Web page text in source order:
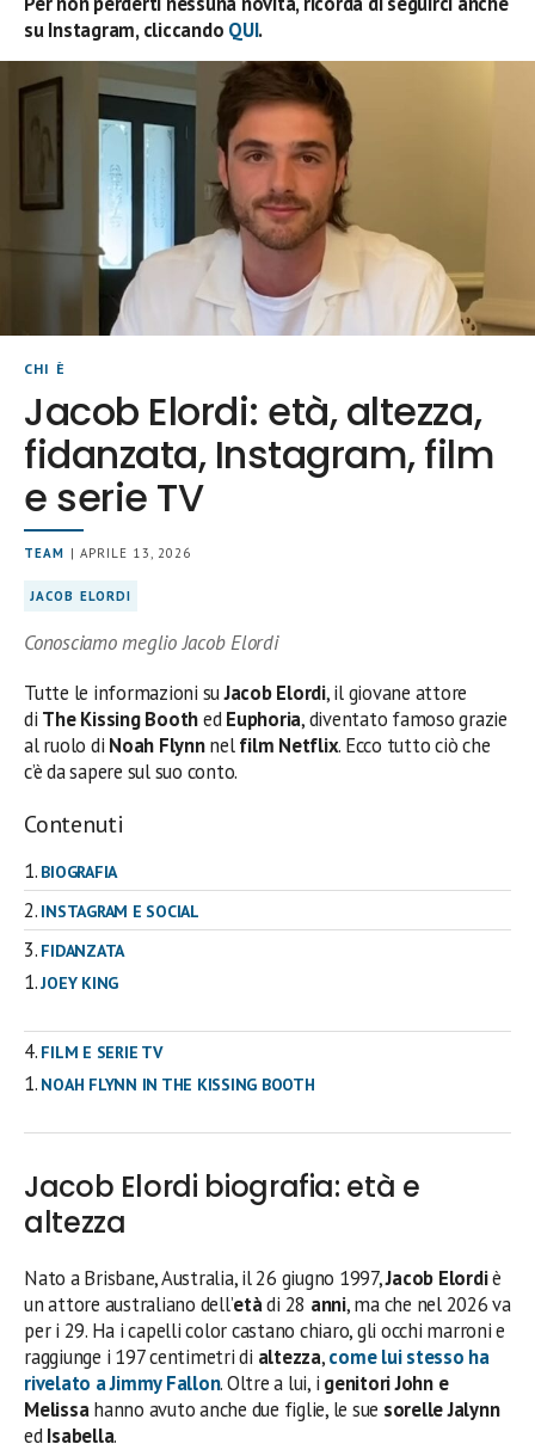
su Instagram, cliccando QUI.
CHI È
Jacob Elordi: età, altezza,
fidanzata, Instagram, film
e serie TV
TEAM | APRILE 13, 2026
JACOB ELORDI
Conosciamo meglio Jacob Elordi
Tutte le informazioni suJacob Elordi, il giovane attore
di The Kissing BoothedEuphoria, diventato famoso grazie
al ruolo di Noah Flynnnelfilm Netflix. Ecco tutto ciò che
c’è da sapere sul suo conto.
Contenuti
BIOGRAFIA
INSTAGRAM E SOCIAL
FIDANZATA
JOEY KING
FILM E SERIE TV
NOAH FLYNN IN THE KISSING BOOTH
Jacob Elordi biografia: età e
altezza
Nato a Brisbane, Australia, il 26 giugno 1997,Jacob Elordiè
un attore australiano dell’etàdi 28 anni, ma che nel 2026 va
per i 29. Ha i capelli color castano chiaro, gli occhi marroni e
raggiunge i 197 centimetri di altezza,come lui stesso ha
rivelato a Jimmy Fallon. Oltre a lui, i genitori John e
Melissahanno avuto anche due figlie, le sue sorelle Jalynn
edIsabella.